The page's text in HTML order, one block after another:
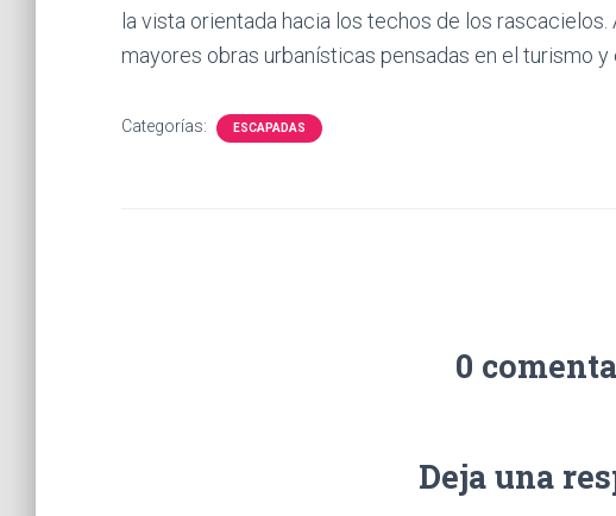
la vista orientada hacia los techos de los
mayores obras urbanísticas pensadas en el turismo y
Categorías: ESCAPADAS
0
Deja una